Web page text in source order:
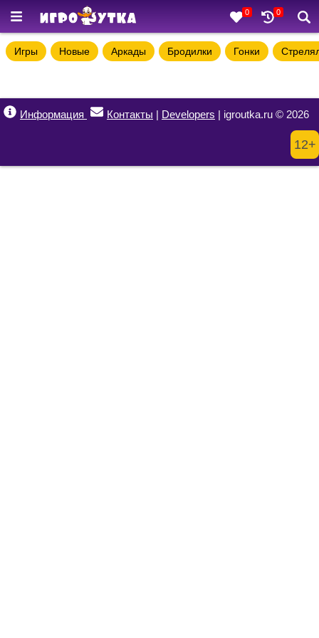
0 0
Игры Новые Аркады Бродилки Гонки
Информация Контакты | Developers | igroutka.ru © 2026
12+